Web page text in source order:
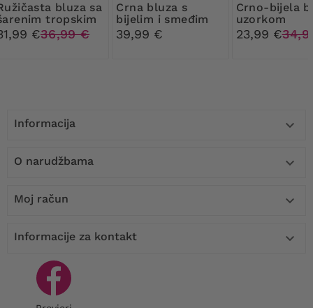
sa
tropskim
€36,99 €
Crna bluza s
bijelim i smeđim
remeni
39,99 €
Crno-bijela bluza s
uzorkom
23,99 €
Informacija 
O narudžbama 
Moj račun 
Informacije za kontakt 